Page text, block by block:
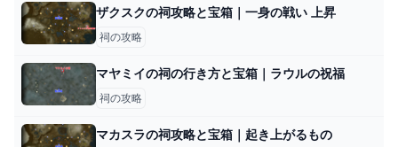
ザクスクの祠攻略と宝箱｜一身の戦い 上昇
祠の攻略
マヤミイの祠の行き方と宝箱｜ラウルの祝福
祠の攻略
マカスラの祠攻略と宝箱｜起き上がるもの